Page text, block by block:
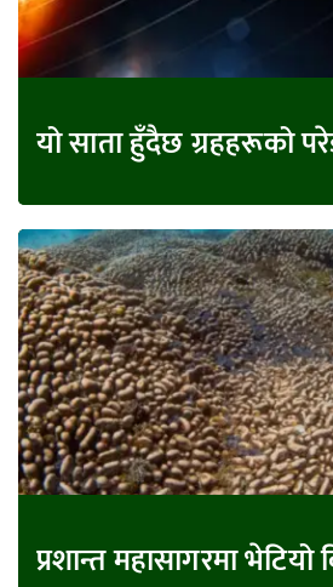
यो साता हुँदैछ ग्रहहरूको
प्रशान्त महासागरमा